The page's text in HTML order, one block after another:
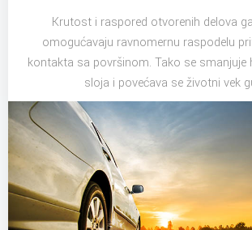
Krutost i raspored otvorenih delova
omogućavaju ravnomernu raspodelu
kontakta sa površinom. Tako se smanjuje
sloja i povećava se životni vek